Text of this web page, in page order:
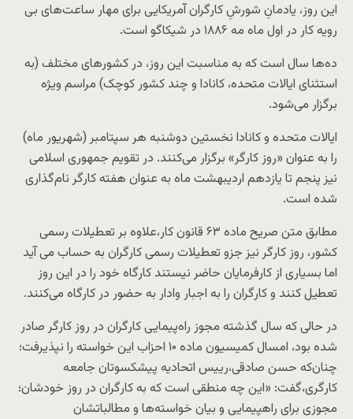
این روز، یادمانِ شورشِ کارگران آمریکایی برای مهار ساعت‌های بی
رویه کار در اول ماه مه ۱۸۸۶ در شیکاگو است.
ده‌ها سال است که به مناسبت این روز، در کشورهای مختلف (به
استثنای ایالات متحده، کانادا و چند کشور کوچک) مراسم ویژه
برگزار می‌شود.
ایالات متحده و کانادا نخستین دوشنبه هر سپتامبر (شهریور ماه)
را به عنوان «روز کارگر» برگزار می‌کنند. در تقویم جمهوری اسلامی
نیز پنجم تا یازدهم اردیبهشت ماه به عنوان هفته کارگر نام‌گذاری
شده است.
مطابق متن صریح ماده ۶۳ قانون کار،علاوه بر تعطیلات رسمی
کشور، روز کارگر نیز جزو تعطیلات رسمی کارگران به حساب می آید
اما بسیاری از کارفرمایان حاضر نیستند کارگاه خود را در این روز
تعطیل کنند و کارگران را به اجبار وادار به حضور در کارگاه می‌کنند.
در حالی که سال گذشته مجوز راه‌پیمایی کارگران در روز کارگر صادر
شده بود، امسال کمیسیون ماده ۱۰ احزاب این خواسته را نپذیرفت؛
چنان‌که حسن صادقی،رییس اتحادیه پیشکسوتان جامعه
کارگری،گفت: «این چه منطقی است که به کارگران در روز خودشان؛
مجوزی برای راهپیمایی و بیان خواسته‌ها و مطالباتشان